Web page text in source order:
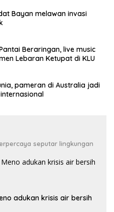
Bayan melawan invasi
Beraringan, live music
Lebaran Ketupat di KLU
pameran di Australia jadi
seputar lingkungan
adukan krisis air bersih